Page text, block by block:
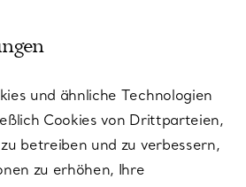
und ähnliche Technologien
Cookies von Drittparteien,
betreiben und zu verbessern,
zu erhöhen, Ihre